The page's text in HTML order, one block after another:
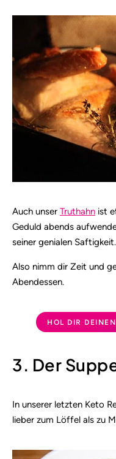
Auch unser Truthahn ist
Geduld abends
seiner genialen Saftigkeit.
Also nimm dir Zeit und
Abendessen.
HOL DIR
3. Der
In unserer letzten Keto
lieber zum Löffel als zu